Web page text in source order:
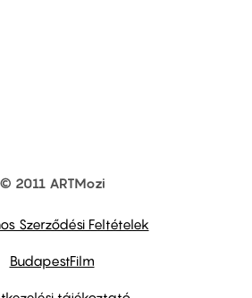
© 2011 ARTMozi
Szerződési Feltételek
BudapestFilm